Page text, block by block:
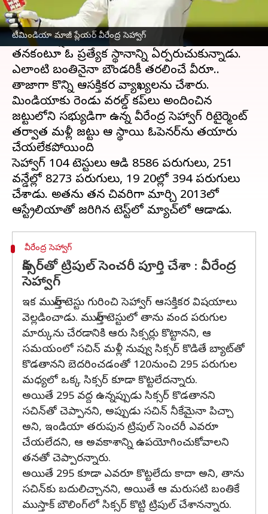
టీమిండియా మాజీ ప్లేయర్ వీరేంద్ర సెహ్వాగ్
టీమిండియా
మాజీ దిగ్గజం వీరేంద్ర సెహ్వాగ్ గురించి
ప్రత్యకంగా పరిచయం అక్కర్లేదు. క్రీజులోకి దిగితే
బౌండరీ వర్షం కురింపించే సెహ్వాగ్.. బ్యాటింగ్ లో
తనకంటూ ఓ ప్రత్యేక స్థానాన్ని ఏర్పరుచుకున్నాడు.
ఎలాంటి బంతినైనా బౌండరికీ తరలించే వీరూ..
తాజాగా కొన్ని ఆసక్తికర వ్యాఖ్యలను చేశారు.
టీమిండియాకు రెండు వరల్డ్ కప్‌లు అందించిన
జట్టులోని సభ్యుడిగా ఉన్న వీరేంద్ర సెహ్వాగ్ రిటైర్మెంట్
తర్వాత మళ్లీ జట్టు ఆ స్థాయి ఓపెనర్‌ను తయారు
చేయలేకపోయింది
సెహ్వాగ్ 104 టెస్టులు ఆడి 8586 పరుగులు, 251
వన్డేల్లో 8273 పరుగులు, 19 టీ20ల్లో 394 పరుగులు
చేశాడు. అతను తన చివరిగా మార్చి 2013లో
వీరేంద్ర సెహ్వాగ్
సిక్సర్‌తో ట్రిపుల్ సెంచరీ పూర్తి చేశా : వీరేంద్ర
సెహ్వాగ్
ఇక ముల్తాన్ టెస్టు గురించి సెహ్వాగ్ ఆసక్తికర విషయాలు
వెల్లడించాడు. ముల్తాన్ టెస్టులో తాను వంద పరుగుల
మార్కును చేరడానికి ఆరు సిక్సర్లు కొట్టానని, ఆ
సమయంలో సచిన్ మళ్లీ నువ్వు సిక్సర్ కొడితే బ్యాట్‌తో
కొడతానని బెదరించడంతో 120నుంచి 295 పరుగుల
మధ్యలో ఒక్క సిక్సర్ కూడా కొట్టలేదన్నారు.
అయితే 295 వద్ద ఉన్నప్పుడు సిక్సర్ కొడతానని
సచిన్‌తో చెప్పానని, అప్పుడు సచిన్ నీకేమైనా పిచ్చా
అని, ఇండియా తరుపున ట్రిపుల్ సెంచరీ ఎవరూ
చేయలేదని, ఆ అవకాశాన్ని ఉపయోగించుకోవాలని
తనతో చెప్పారన్నారు.
అయితే 295 కూడా ఎవరూ కొట్టలేదు కాదా అని, తాను
సచిన్‌కు బదులిచ్చానని, అయితే ఆ మరుసటి బంతికే
ముస్తాక్ బౌలింగ్‌లో సిక్సర్ కొట్టి ట్రిపుల్ చేశానన్నారు.